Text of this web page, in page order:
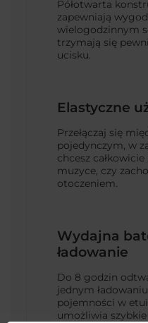
Półotwarta
zapewniają
wielogodzinnym
trzymają się
ucisku.
Elastyczne
Przełączaj się
pojedynczym, w
chcesz
muzyce, czy
otoczeniem.
Wydajna
ładowanie
Do 8 godzin
jednym
pojemności w
umożliwia